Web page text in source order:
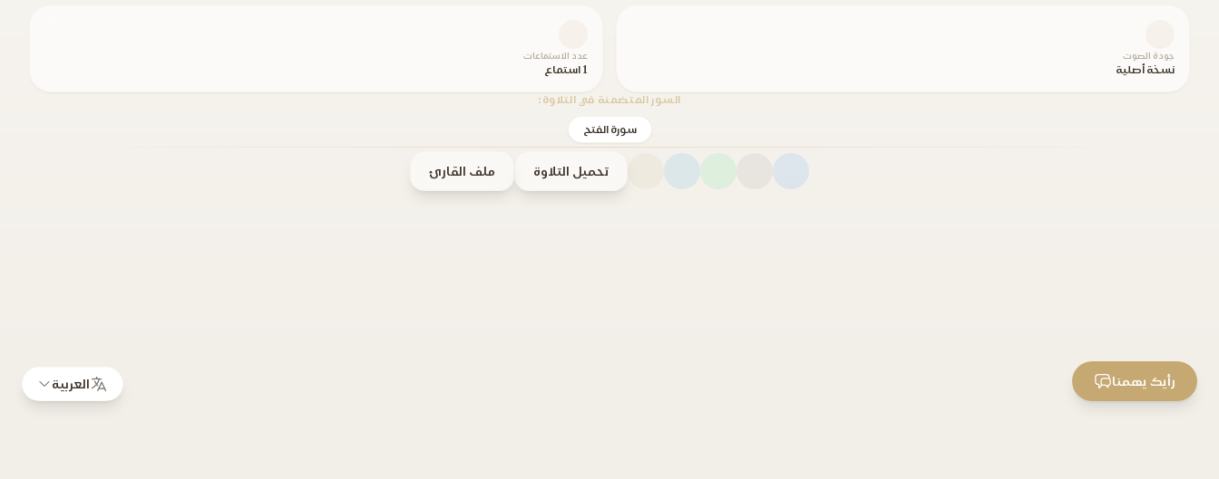
جودة الصوت
نسخة أصلية
عدد الاستماعات
1 استماع
السور المتضمنة في التلاوة:
سورة الفتح
تحميل التلاوة ملف القارئ
العربية رأيك يهمنا